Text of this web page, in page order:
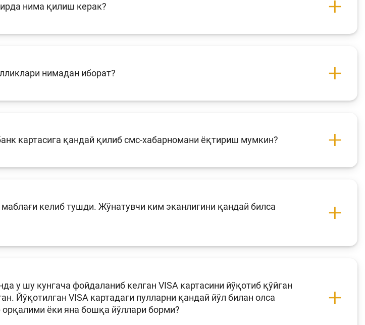
нима қилиш керак?
нимадан иборат?
картасига қандай қилиб смс-хабарномани ёқтириш мумкин?
келиб тушди. Жўнатувчи ким эканлигини қандай билса
у шу кунгача фойдаланиб келган VISA картасини йўқотиб қўйган
Йўқотилган VISA картадаги пулларни қандай йўл билан олса
орқалими ёки яна бошқа йўллари борми?